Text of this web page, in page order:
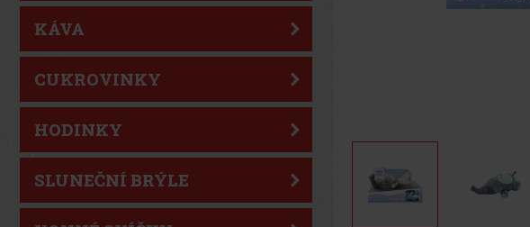
KÁVA
CUKROVINKY
HODINKY
SLUNEČNÍ BRÝLE